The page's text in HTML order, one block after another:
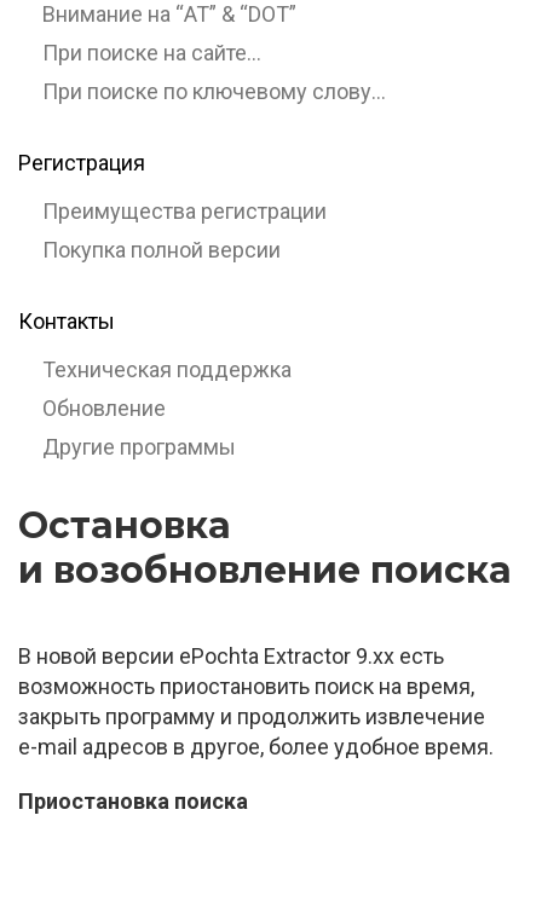
Внимание на “AT” & “DOT”
При поиске на сайте…
При поиске по ключевому слову…
Регистрация
Преимущества регистрации
Покупка полной версии
Контакты
Техническая поддержка
Обновление
Другие программы
Остановка
и возобновление поиска
В новой версии ePochta Extractor 9.xx есть
возможность приостановить поиск на время,
закрыть программу и продолжить извлечение
e-mail адресов в другое, более удобное время.
Приостановка поиска